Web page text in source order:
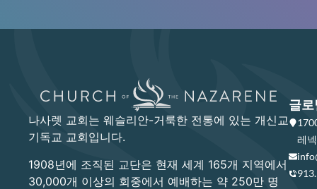
나사렛 교회는 웨슬리안-거룩한 전통에 있는 개신교
기독교 교회입니다.
1908년에 조직된 교단은 현재 세계 165개 지역에서
30,000개 이상의 회중에서 예배하는 약 250만 명
글로
레